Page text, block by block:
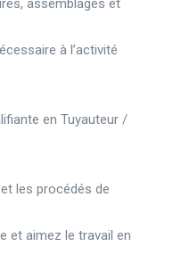
assemblages et
à l’activité
en Tuyauteur /
les procédés de
et aimez le travail en